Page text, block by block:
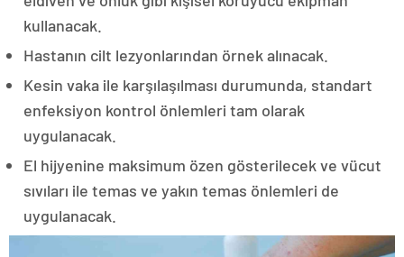
kullanacak.
Hastanın cilt lezyonlarından örnek alınacak.
Kesin vaka ile karşılaşılması durumunda, standart
enfeksiyon kontrol önlemleri tam olarak
uygulanacak.
El hijyenine maksimum özen gösterilecek ve vücut
sıvıları ile temas ve yakın temas önlemleri de
uygulanacak.